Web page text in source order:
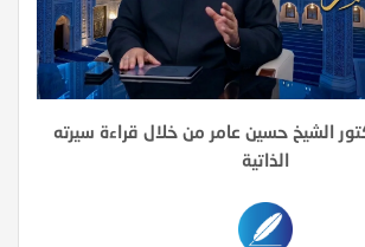
الشيخ حسين عامر من خلال قراءة سيرته
الذاتية